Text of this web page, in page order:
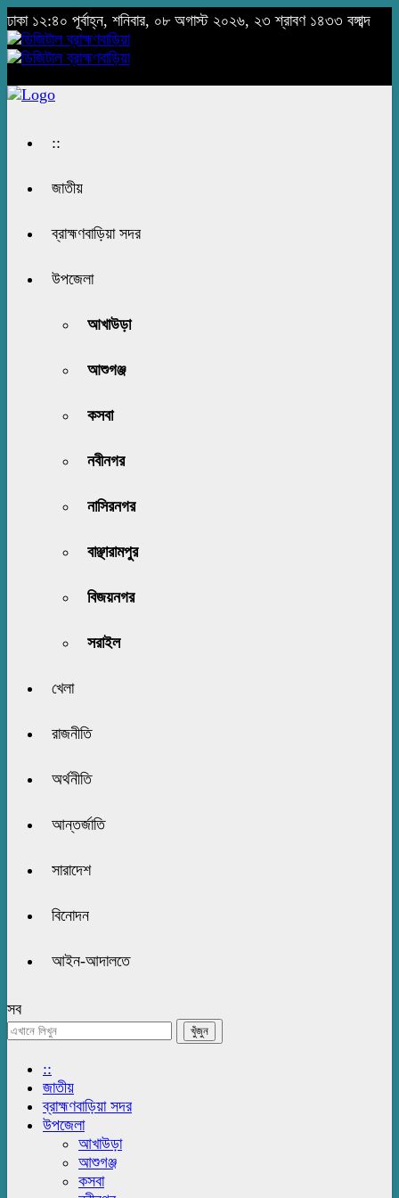
ঢাকা ১২:৪০ পূর্বাহ্ন, শনিবার, ০৮ অগাস্ট ২০২৬, ২৩ শ্রাবণ ১৪৩৩ বঙ্গাব্দ
::
জাতীয়
ব্রাহ্মণবাড়িয়া সদর
উপজেলা
আখাউড়া
আশুগঞ্জ
কসবা
নবীনগর
নাসিরনগর
বাঞ্ছারামপুর
বিজয়নগর
সরাইল
খেলা
রাজনীতি
অর্থনীতি
আন্তর্জাতি
সারাদেশ
বিনোদন
আইন-আদালতে
সব
::
জাতীয়
ব্রাহ্মণবাড়িয়া সদর
উপজেলা
আখাউড়া
আশুগঞ্জ
কসবা